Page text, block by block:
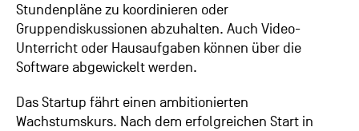
Stundenpläne zu koordinieren oder
Gruppendiskussionen abzuhalten. Auch Video-
Unterricht oder Hausaufgaben können über die
Software abgewickelt werden.
Das Startup fährt einen ambitionierten
Wachstumskurs. Nach dem erfolgreichen Start in